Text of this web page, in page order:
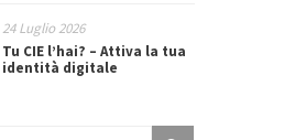
24 Luglio 2026
Tu CIE l’hai? – Attiva la tua
identità digitale